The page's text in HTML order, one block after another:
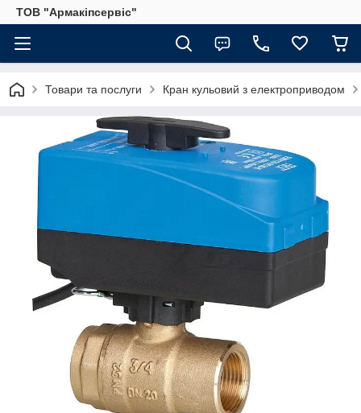
ТОВ "Армакіпсервіс"
Товари та послуги Кран кульовий з електроприводом